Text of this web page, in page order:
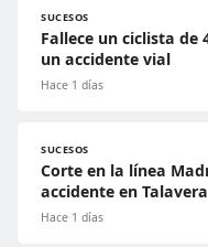
SUCESOS
Fallece un ciclista de
un accidente vial
Hace 1 días
SUCESOS
Corte en la línea
accidente en Talavera
Hace 1 días